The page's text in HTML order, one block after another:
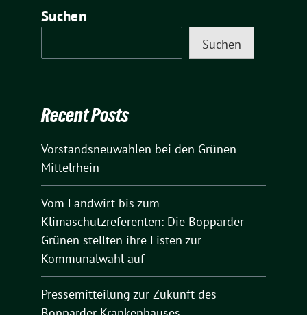
Suchen
Suchen
Recent Posts
Vorstandsneuwahlen bei den Grünen
Mittelrhein
Vom Landwirt bis zum
Klimaschutzreferenten: Die Bopparder
Grünen stellten ihre Listen zur
Kommunalwahl auf
Pressemitteilung zur Zukunft des